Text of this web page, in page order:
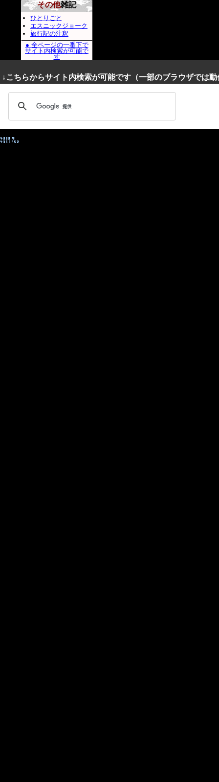
その他雑記
ひとりごと
エスニックジョーク
旅行記の注釈
● 全ページの一番下で
サイト内検索が可能で
す
↓こちらからサイト内検索が可能です（一部のブラウザでは